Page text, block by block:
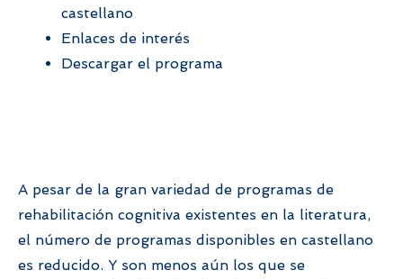
castellano
Enlaces de interés
Descargar el programa
A pesar de la gran variedad de programas de
rehabilitación cognitiva existentes en la literatura,
el número de programas disponibles en castellano
es reducido. Y son menos aún los que se